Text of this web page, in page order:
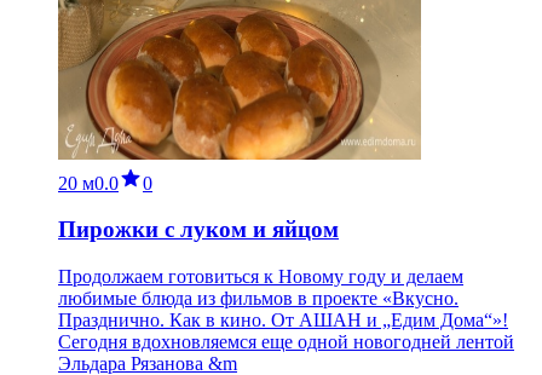
20 м0.0 0
Пирожки с луком и яйцом
Продолжаем готовиться к Новому году и делаем
любимые блюда из фильмов в проекте «Вкусно.
Празднично. Как в кино. От АШАН и „Едим Дома“»!
Сегодня вдохновляемся еще одной новогодней лентой
Эльдара Рязанова &m